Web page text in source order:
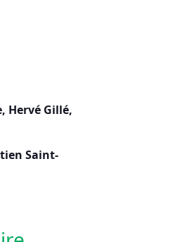
Hervé Gillé,
Saint-